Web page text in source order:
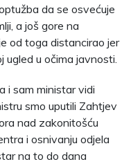
da se osvećuje
a još gore na
od toga distancirao jer
u očima javnosti.
i sam ministar vidi
smo uputili Zahtjev
nad zakonitošću
i osnivanju odjela
na to do dana